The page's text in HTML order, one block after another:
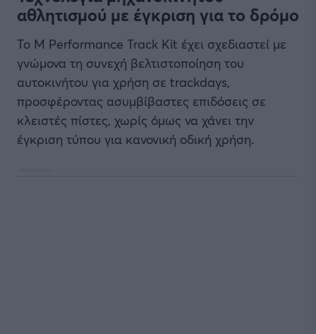
αθλητισμού με έγκριση για το δρόμο
Το M Performance Track Kit έχει σχεδιαστεί με
γνώμονα τη συνεχή βελτιστοποίηση του
αυτοκινήτου για χρήση σε trackdays,
προσφέροντας ασυμβίβαστες επιδόσεις σε
κλειστές πίστες, χωρίς όμως να χάνει την
έγκριση τύπου για κανονική οδική χρήση.